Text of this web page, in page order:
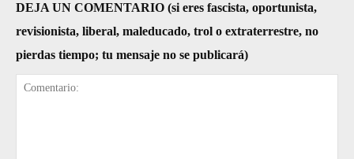
DEJA UN COMENTARIO (si eres fascista, oportunista,
revisionista, liberal, maleducado, trol o extraterrestre, no
pierdas tiempo; tu mensaje no se publicará)